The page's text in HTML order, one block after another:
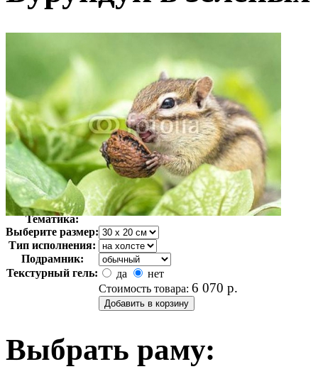
Автор:
Неизвестно
Арт-стиль
Фотография
Тематика:
Выберите размер:
Тип исполнения:
Подрамник:
Текстурный гель:
да
нет
Стоимость товара: 6 070 р.
Выбрать раму: